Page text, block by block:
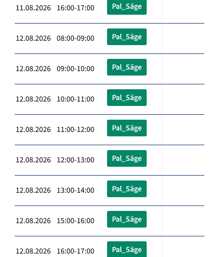
11.08.2026 16:00-17:00 Pal_Säge
12.08.2026 08:00-09:00 Pal_Säge
12.08.2026 09:00-10:00 Pal_Säge
12.08.2026 10:00-11:00 Pal_Säge
12.08.2026 11:00-12:00 Pal_Säge
12.08.2026 12:00-13:00 Pal_Säge
12.08.2026 13:00-14:00 Pal_Säge
12.08.2026 15:00-16:00 Pal_Säge
12.08.2026 16:00-17:00 Pal_Säge